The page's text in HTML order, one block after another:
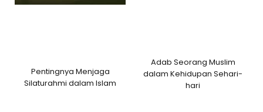
Pentingnya Menjaga
Silaturahmi dalam Islam
Adab Seorang Muslim
dalam Kehidupan Sehari-
hari